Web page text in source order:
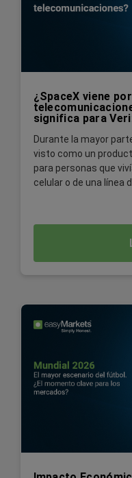
¿SpaceX viene
significa para
Durante la mayor
visto como un
para personas que
celular o de una línea